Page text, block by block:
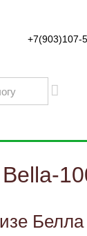
+7(903)107-
Белла